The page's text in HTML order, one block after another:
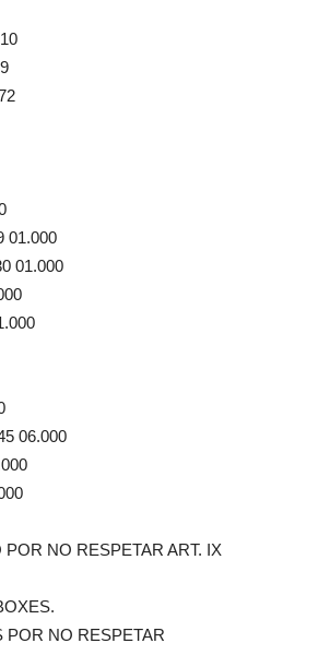
01.000
01.000
06.000
NO RESPETAR ART. IX
POR NO RESPETAR